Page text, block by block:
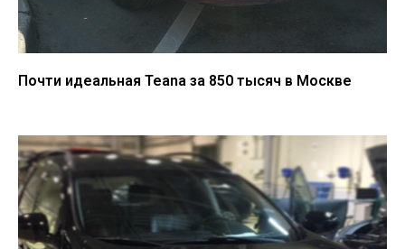
Почти идеальная Teana за 850 тысяч в Москве